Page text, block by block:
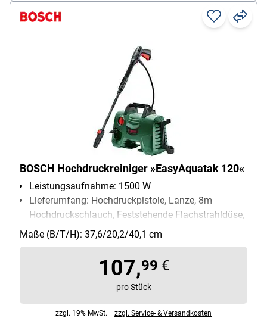
BOSCH Hochdruckreiniger »EasyAquatak 120«
Leistungsaufnahme: 1500 W
Lieferumfang: Hochdruckpistole, Lanze, 8m
Hochdruckschlauch, Feststehende Flachstrahldüse,
Rotor-Fan-Lanze
Stromversorgung: Stromnetz
Maße (B/T/H): 37,6/20,2/40,1 cm
107,99 €
pro Stück
zzgl. 19% MwSt. | zzgl. Service- & Versandkosten